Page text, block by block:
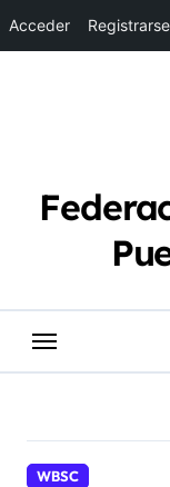
Acceder Registrarse
WBSC